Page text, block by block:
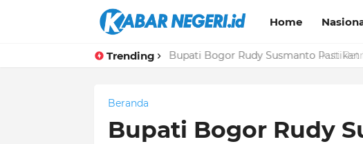
Home
Trending Bupati Bogor Rudy Susmanto Pastikan
Beranda
Bupati Bogor Rudy